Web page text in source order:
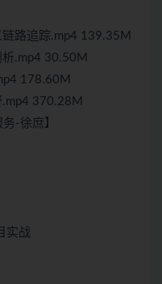
路追踪.mp4 139.35M
.mp4 30.50M
178.60M
370.28M
-徐庶】
实战